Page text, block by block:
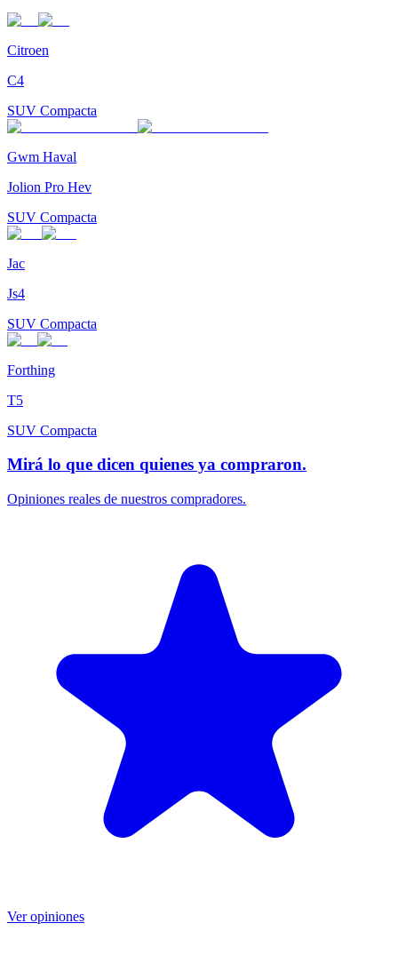
Citroen
C4
SUV Compacta
Gwm Haval
Jolion Pro Hev
SUV Compacta
Jac
Js4
SUV Compacta
Forthing
T5
SUV Compacta
Mirá lo que dicen quienes ya compraron.
Opiniones reales de nuestros compradores.
Ver opiniones